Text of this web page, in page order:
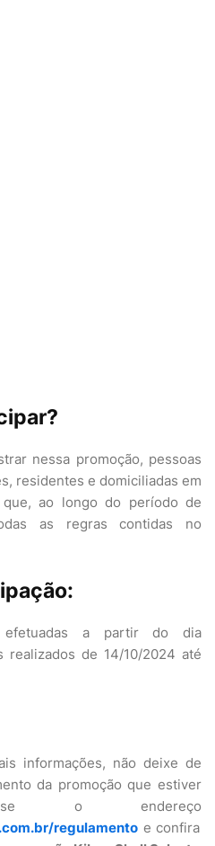
nessa promoção, pessoas
residentes e domiciliadas em
ao longo do período de
as regras contidas no
efetuadas a partir do dia
realizados de 14/10/2024 até
informações, não deixe de
da promoção que estiver
o endereço
regulamento e confira